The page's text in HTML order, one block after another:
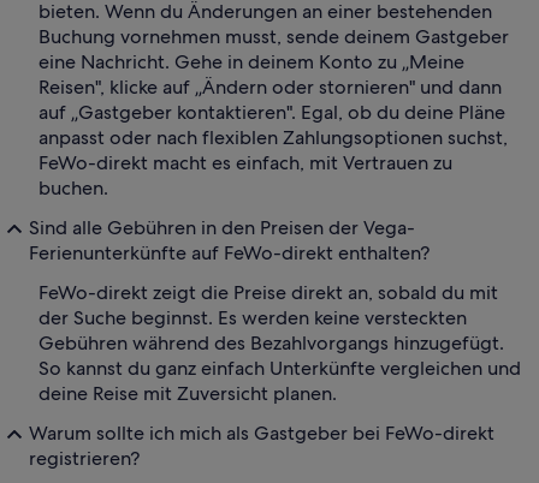
bieten. Wenn du Änderungen an einer bestehenden
Buchung vornehmen musst, sende deinem Gastgeber
eine Nachricht. Gehe in deinem Konto zu „Meine
Reisen", klicke auf „Ändern oder stornieren" und dann
auf „Gastgeber kontaktieren". Egal, ob du deine Pläne
anpasst oder nach flexiblen Zahlungsoptionen suchst,
FeWo-direkt macht es einfach, mit Vertrauen zu
buchen.
Sind alle Gebühren in den Preisen der Vega-
Ferienunterkünfte auf FeWo-direkt enthalten?
FeWo-direkt zeigt die Preise direkt an, sobald du mit
der Suche beginnst. Es werden keine versteckten
Gebühren während des Bezahlvorgangs hinzugefügt.
So kannst du ganz einfach Unterkünfte vergleichen und
deine Reise mit Zuversicht planen.
Warum sollte ich mich als Gastgeber bei FeWo-direkt
registrieren?